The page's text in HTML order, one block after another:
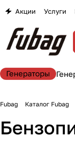
Акции Услуги
Генераторы
Fubag Каталог Fubag